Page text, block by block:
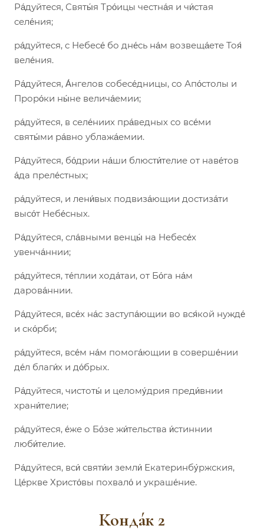
Ра́дуйтеся, Святы́я Тро́ицы честна́я и чи́стая
селе́ния;
ра́дуйтеся, с Небесе́ бо дне́сь на́м возвеща́ете Тоя́
веле́ния.
Ра́дуйтеся, А́нгелов собесе́дницы, со Апо́столы и
Проро́ки ны́не велича́емии;
ра́дуйтеся, в селе́ниих пра́ведных со все́ми
святы́ми ра́вно ублажа́емии.
Ра́дуйтеся, бо́дрии на́ши блюсти́телие от наве́тов
а́да преле́стных;
ра́дуйтеся, и лени́вых подвиза́ющии достиза́ти
высо́т Небе́сных.
Ра́дуйтеся, сла́вными венцы́ на Небесе́х
увенча́ннии;
ра́дуйтеся, те́плии хода́таи, от Бо́га на́м
дарова́ннии.
Ра́дуйтеся, все́х на́с заступа́ющии во вся́кой нужде́
и ско́рби;
ра́дуйтеся, все́м на́м помога́ющии в соверше́нии
де́л благи́х и до́брых.
Ра́дуйтеся, чистоты́ и целому́дрия преди́внии
храни́телие;
ра́дуйтеся, е́же о Бо́зе жи́тельства и́стиннии
люби́телие.
Ра́дуйтеся, вси́ святи́и земли́ Екатеринбу́ржския,
Це́ркве Христо́вы похвало́ и украше́ние.
Конда́к 2